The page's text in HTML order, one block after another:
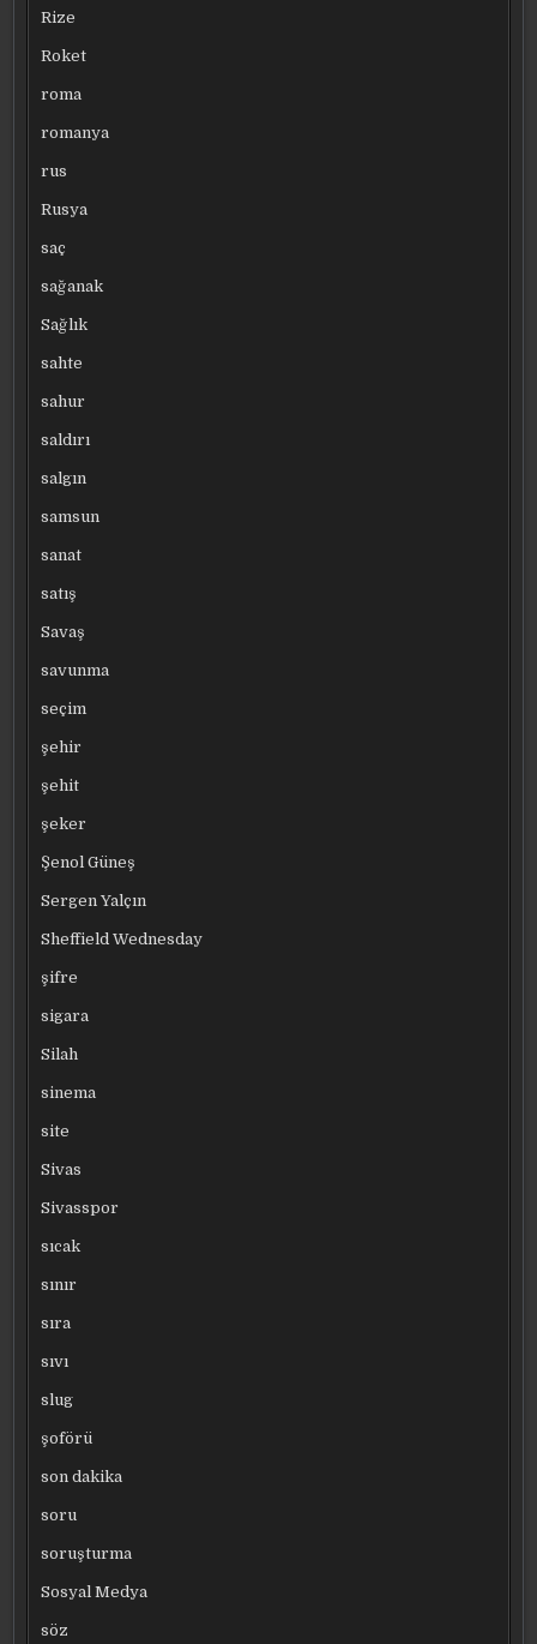
Rize
Roket
roma
romanya
rus
Rusya
saç
sağanak
Sağlık
sahte
sahur
saldırı
salgın
samsun
sanat
satış
Savaş
savunma
seçim
şehir
şehit
şeker
Şenol Güneş
Sergen Yalçın
Sheffield Wednesday
şifre
sigara
Silah
sinema
site
Sivas
Sivasspor
sıcak
sınır
sıra
sıvı
slug
şoförü
son dakika
soru
soruşturma
Sosyal Medya
söz